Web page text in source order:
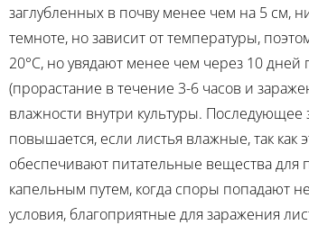
заглубленных в почву менее чем на 5 см,
темноте, но зависит от температуры,
20°C, но увядают менее чем через 10
(прорастание в течение 3-6 часов и
влажности внутри культуры. Последующее
повышается, если листья влажные, так
обеспечивают питательные вещества для
капельным путем, когда споры попадают
условия, благоприятные для заражения